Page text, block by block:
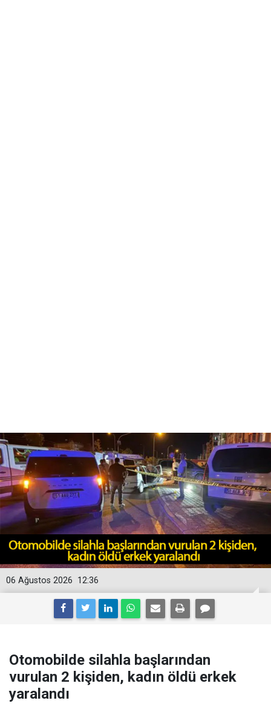
12:36
06 Ağustos 2026
Otomobilde silahla başlarından
vurulan 2 kişiden, kadın öldü erkek
yaralandı